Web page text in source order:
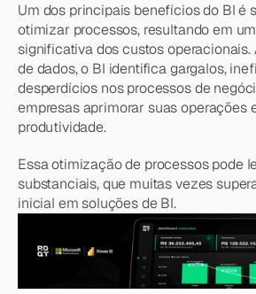
Um dos principais benefícios do BI é
otimizar processos, resultando em
significativa dos custos operacionais.
de dados, o BI identifica gargalos,
desperdícios nos processos de
empresas aprimorar suas operações
produtividade.
Essa otimização de processos pode
substanciais, que muitas vezes
inicial em soluções de BI.